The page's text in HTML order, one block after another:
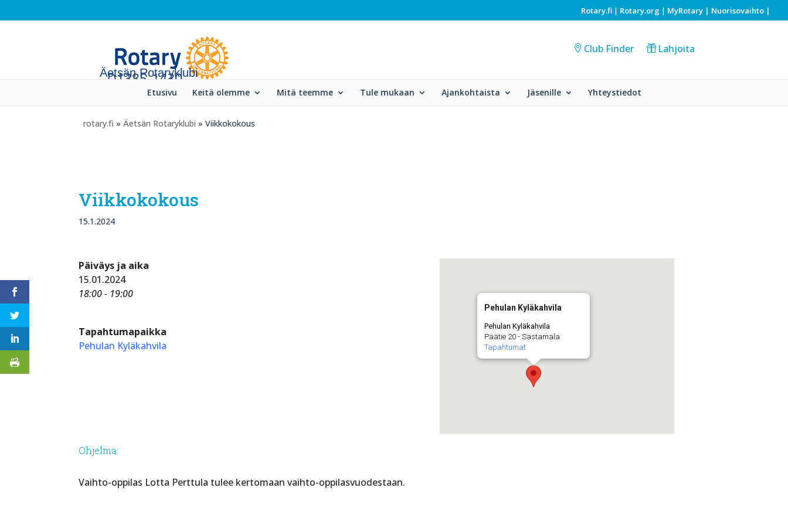
Rotary.fi | Rotary.org | MyRotary | Nuorisovaihto |
Äetsän Rotaryklubi
Club Finder Lahjoita
Etusivu Keitä olemme Mitä teemme Tule mukaan Ajankohtaista Jäsenille Yhteystiedot
rotary.fi » Äetsän Rotaryklubi » Viikkokokous
Viikkokokous
15.1.2024
Pehulan Kyläkahvila
Pehulan Kyläkahvila
Päätie 20 - Sastamala
Tapahtumat
Päiväys ja aika
15.01.2024
18:00 - 19:00
Tapahtumapaikka
Pehulan Kyläkahvila
Ohjelma:
Vaihto-oppilas Lotta Perttula tulee kertomaan vaihto-oppilasvuodestaan.